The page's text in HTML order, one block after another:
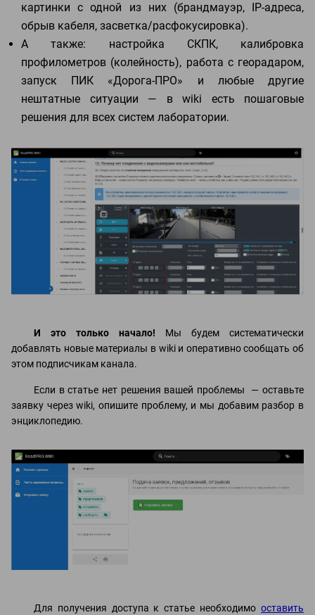
картинки с одной из них (брандмауэр, IP-адреса,
обрыв кабеля, засветка/расфокусировка).
А также: настройка СКПК, калибровка
профилометров (колейность), работа с георадаром,
запуск ПИК «Дорога‑ПРО» и любые другие
нештатные ситуации — в wiki есть пошаговые
решения для всех систем лаборатории.
И это только начало! Мы будем систематически
добавлять новые материалы в wiki и оперативно сообщать об
этом подписчикам канала.
Если в статье нет решения вашей проблемы — оставьте
заявку через wiki, опишите проблему, и мы добавим разбор в
энциклопедию.
Для получения доступа к статье необходимо оставить